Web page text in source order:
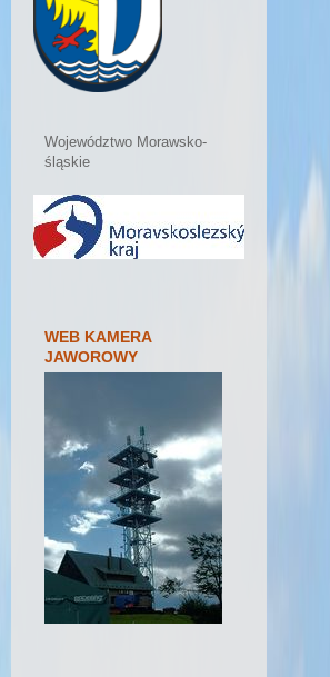
Województwo Morawsko-
śląskie
WEB KAMERA
JAWOROWY